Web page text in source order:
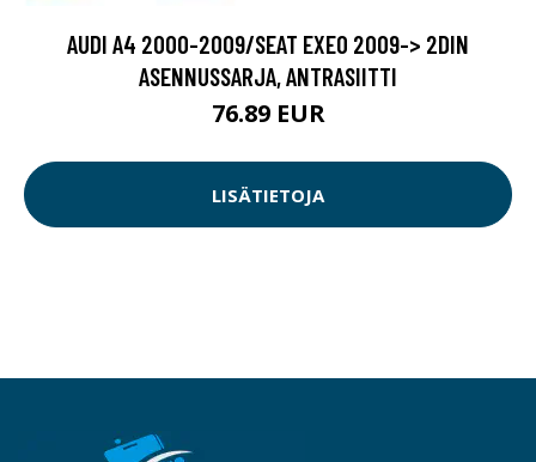
AUDI A4 2000-2009/SEAT EXEO 2009-> 2DIN
ASENNUSSARJA, ANTRASIITTI
76.89 EUR
LISÄTIETOJA